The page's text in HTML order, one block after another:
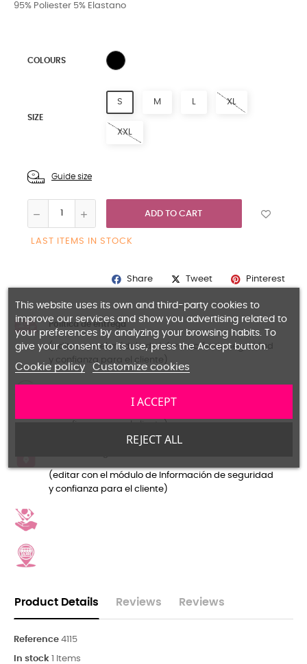
95% Poliester 5% Elastano
COLOURS WHITE
SIZE
S M XL
XXL
Guide size
ADD TO CART
LAST ITEMS IN STOCK
Share Tweet Pinterest
Política de entrega
(editar con el módulo de Información de seguridad
y confianza para el cliente)
(editar con el módulo de Información de seguridad
y confianza para el cliente)
Product Details Reviews Reviews
Reference 4115
In stock 1 Items
This website uses its own and third-party cookies to
improve our services and show you advertising related to
your preferences by analyzing your browsing habits. To
give your consent to its use, press the Accept button.
Cookie policy Customize cookies
REJECT ALL
I ACCEPT